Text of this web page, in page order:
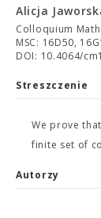
Alicja
Colloquium
MSC: 16D50,
DOI: 10.4064/
Streszczenie
We prove
finite set of
Autorzy